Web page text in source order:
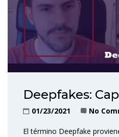
Deepfakes:
01/23/2021 No
El término Deepfake